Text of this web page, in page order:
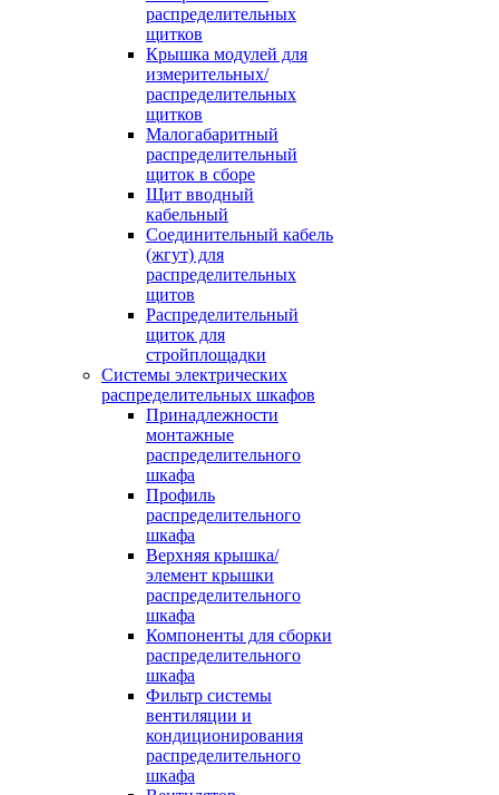
распределительных
щитков
Крышка модулей для
измерительных/
распределительных
щитков
Малогабаритный
распределительный
щиток в сборе
Щит вводный
кабельный
Соединительный кабель
(жгут) для
распределительных
щитов
Распределительный
щиток для
стройплощадки
Системы электрических
распределительных шкафов
Принадлежности
монтажные
распределительного
шкафа
Профиль
распределительного
шкафа
Верхняя крышка/
элемент крышки
распределительного
шкафа
Компоненты для сборки
распределительного
шкафа
Фильтр системы
вентиляции и
кондиционирования
распределительного
шкафа